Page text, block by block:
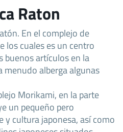
Raton
En el complejo de
los cuales es un centro
buenos artículos en la
menudo alberga algunas
Morikami, en la parte
un pequeño pero
y cultura japonesa, así como